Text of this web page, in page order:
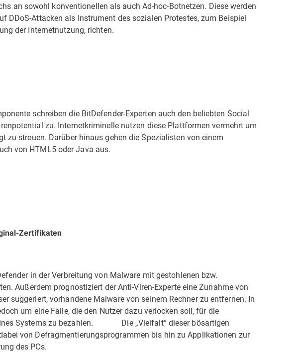
an sowohl konventionellen als auch Ad-hoc-Botnetzen. Diese werden
DDoS-Attacken als Instrument des sozialen Protestes, zum Beispiel
der Internetnutzung, richten.
schreiben die BitDefender-Experten auch den beliebten Social
zu. Inter­netkriminelle nutzen diese Plattformen vermehrt um
zu streuen. Darüber hinaus gehen die Spezialisten von einem
von HTML5 oder Java aus.
Zertifikaten
in der Verbreitung von Malware mit gestohlenen bzw.
Außerdem prognostiziert der Anti-Viren-Experte eine Zunahme von
suggeriert, vorhandene Malware von seinem Rechner zu entfernen. In
um eine Falle, die den Nutzer dazu verlocken soll, für die
Systems zu bezahlen. Die „Vielfalt“ dieser bösartigen
von Defragmen­tierungsprogrammen bis hin zu Applikationen zur
des PCs.